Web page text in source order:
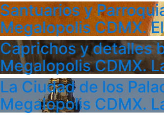
Santuarios y
Megalopolis CDMX.
Caprichos y detalles
Megalopolis CDMX.
La Ciudad de los
Megalopolis CDMX.